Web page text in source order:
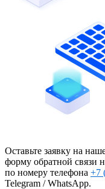
Оставьте заявку на
форму обратной связи
по номеру телефона +7
Telegram / WhatsApp.